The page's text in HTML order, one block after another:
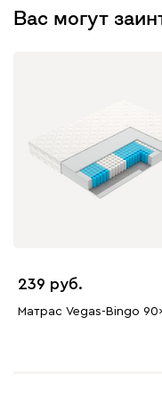
Вас могут
239
Матрас Vegas-Bingo